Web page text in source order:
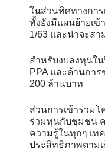
ในส่วนทิศทางกา
ทั้งยังมีแผนย้ายเข้
1/63 และน่าจะสา
สำหรับงบลงทุนใ
PPA และด้านกา
200 ล้านบาท
ส่วนการเข้าร่วม
ร่วมทุนกับชุมชน
ความรู้ในทุกๆ เท
ประสิทธิภาพตาม